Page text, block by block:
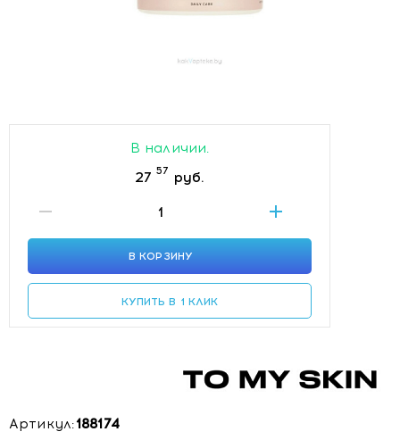
В наличии.
27 57 руб.
В КОРЗИНУ
КУПИТЬ В 1 КЛИК
Артикул:188174